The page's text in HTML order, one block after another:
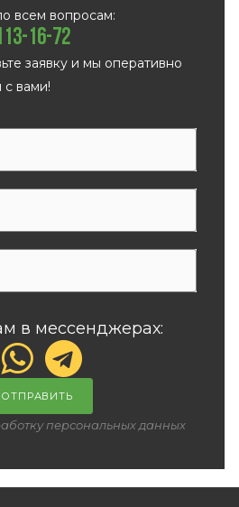
всем вопросам:
16-72
заявку и мы оперативно
с вами!
в мессенджерах:
ОТПРАВИТЬ
персональных данных